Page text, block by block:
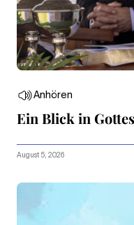
Anhören
Ein Blick in
August 5, 2026